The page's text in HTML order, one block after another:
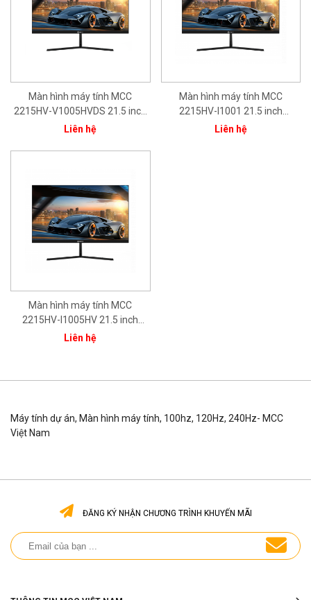
Màn hình máy tính MCC
2215HV-V1005HVDS 21.5 inch
(FHD/VA/100Hz/Vesa/ HDMI/
Liên hệ
Màn hình máy tính MCC
2215HV-I1001 21.5 inch
(FHD/IPS/100Hz/1ms/HDMI/VG
Liên hệ
Màn hình máy tính MCC
2215HV-I1005HV 21.5 inch
(FHD/IPS/100Hz/5ms/Vesa/HD
Liên hệ
Máy tính dự án, Màn hình máy tính, 100hz, 120Hz, 240Hz- MCC
Việt Nam
ĐĂNG KÝ NHẬN CHƯƠNG TRÌNH KHUYẾN MÃI